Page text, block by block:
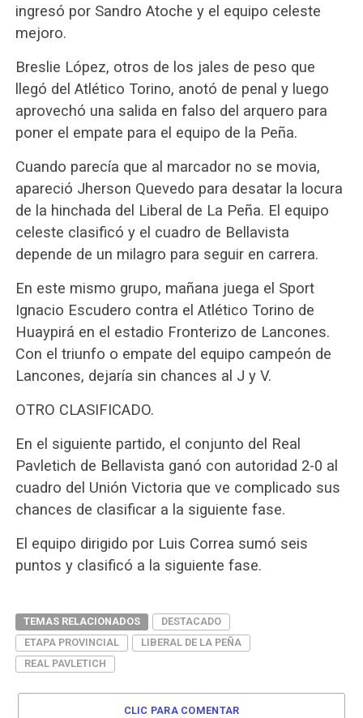
ingresó por Sandro Atoche y el equipo celeste
mejoro.
Breslie López, otros de los jales de peso que
llegó del Atlético Torino, anotó de penal y luego
aprovechó una salida en falso del arquero para
poner el empate para el equipo de la Peña.
Cuando parecía que al marcador no se movia,
apareció Jherson Quevedo para desatar la locura
de la hinchada del Liberal de La Peña. El equipo
celeste clasificó y el cuadro de Bellavista
depende de un milagro para seguir en carrera.
En este mismo grupo, mañana juega el Sport
Ignacio Escudero contra el Atlético Torino de
Huaypirá en el estadio Fronterizo de Lancones.
Con el triunfo o empate del equipo campeón de
Lancones, dejaría sin chances al J y V.
OTRO CLASIFICADO.
En el siguiente partido, el conjunto del Real
Pavletich de Bellavista ganó con autoridad 2-0 al
cuadro del Unión Victoria que ve complicado sus
chances de clasificar a la siguiente fase.
El equipo dirigido por Luis Correa sumó seis
puntos y clasificó a la siguiente fase.
TEMAS RELACIONADOS
DESTACADO
ETAPA PROVINCIAL
LIBERAL DE LA PEÑA
REAL PAVLETICH
CLIC PARA COMENTAR